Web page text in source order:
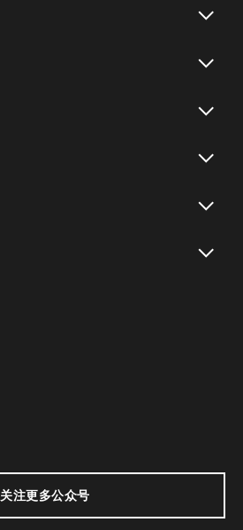
关注更多公众号